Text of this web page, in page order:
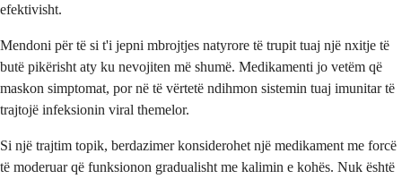
efektivisht.
Mendoni për të si t'i jepni mbrojtjes natyrore të trupit tuaj një nxitje të
butë pikërisht aty ku nevojiten më shumë. Medikamenti jo vetëm që
maskon simptomat, por në të vërtetë ndihmon sistemin tuaj imunitar të
trajtojë infeksionin viral themelor.
Si një trajtim topik, berdazimer konsiderohet një medikament me forcë
të moderuar që funksionon gradualisht me kalimin e kohës. Nuk është